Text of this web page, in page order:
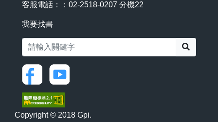
客服電話：：02-2518-0207 分機22
我要找書
Copyright © 2018 Gpi.